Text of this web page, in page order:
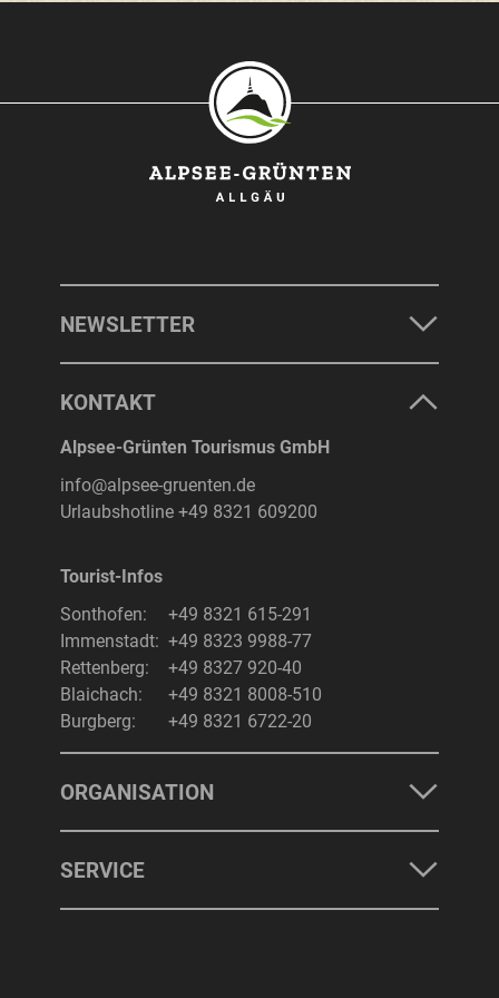
BLAICHACH-GUNZESRIED
BURGBERG
UNTERKÜNFTE
ERLEBNISSE
Suchbegriff
Suchen
NEWSLETTER
KONTAKT
Alpsee-Grünten Tourismus GmbH
info@alpsee-gruenten.de
Urlaubshotline +49 8321 609200
Tourist-Infos
Sonthofen:
+49 8321 615-291
Immenstadt: +49 8323 9988-77
Rettenberg:
+49 8327 920-40
Blaichach:
+49 8321 8008-510
Burgberg:
+49 8321 6722-20
ORGANISATION
SERVICE